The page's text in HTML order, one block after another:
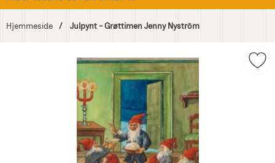
Hjemmeside Julpynt - Grøttimen Jenny Nyström